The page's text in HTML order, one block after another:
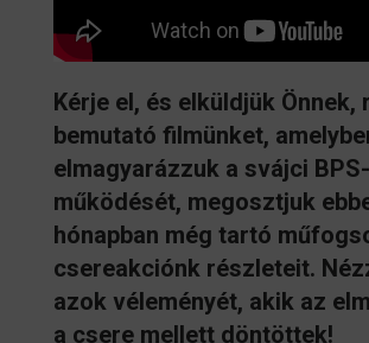
Kérje el, és elküldjük Önnek,
bemutató filmünket,
elmagyarázzuk a svájci
működését, megosztjuk
hónapban még tartó
csereakciónk részleteit.
azok véleményét, akik az
a csere mellett döntöttek!